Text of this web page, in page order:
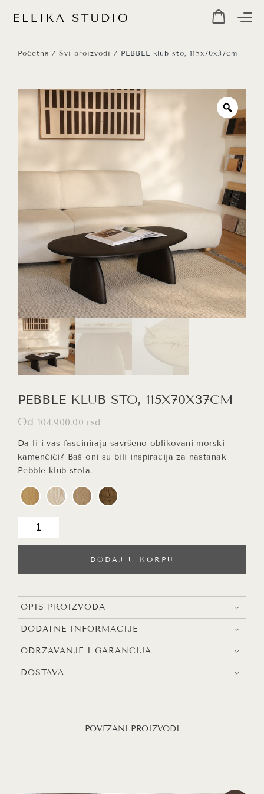
Početna / Svi proizvodi / PEBBLE klub sto, 115x70x37cm
PEBBLE KLUB STO, 115X70X37CM
Od 104,900.00 rsd
Da li i vas fasciniraju savršeno oblikovani morski
kamenčići? Baš oni su bili inspiracija za nastanak
Pebble klub stola.
PEBBLE
DODAJ U KORPU
OPIS PROIZVODA
DODATNE INFORMACIJE
ODRŽAVANJE I GARANCIJA
DOSTAVA
POVEZANI PROIZVODI